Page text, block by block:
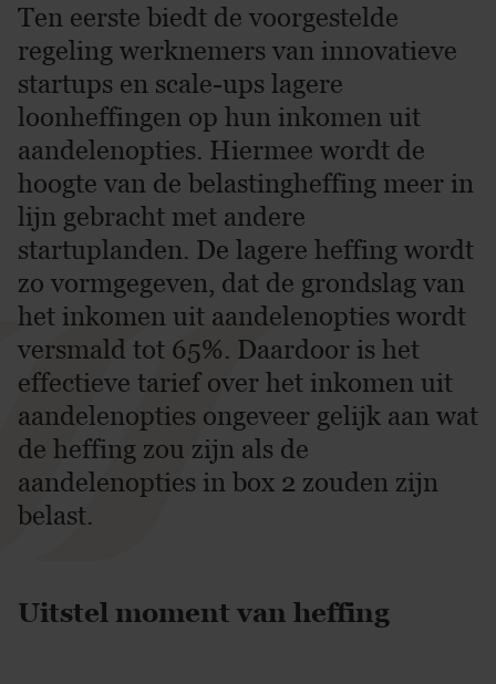
Ten eerste biedt de voorgestelde
regeling werknemers van innovatieve
startups en scale-ups lagere
loonheffingen op hun inkomen uit
aandelenopties. Hiermee wordt de
hoogte van de belastingheffing meer in
lijn gebracht met andere
startuplanden. De lagere heffing wordt
zo vormgegeven, dat de grondslag van
het inkomen uit aandelenopties wordt
versmald tot 65%. Daardoor is het
effectieve tarief over het inkomen uit
aandelenopties ongeveer gelijk aan wat
de heffing zou zijn als de
aandelenopties in box 2 zouden zijn
belast.
Uitstel moment van heffing